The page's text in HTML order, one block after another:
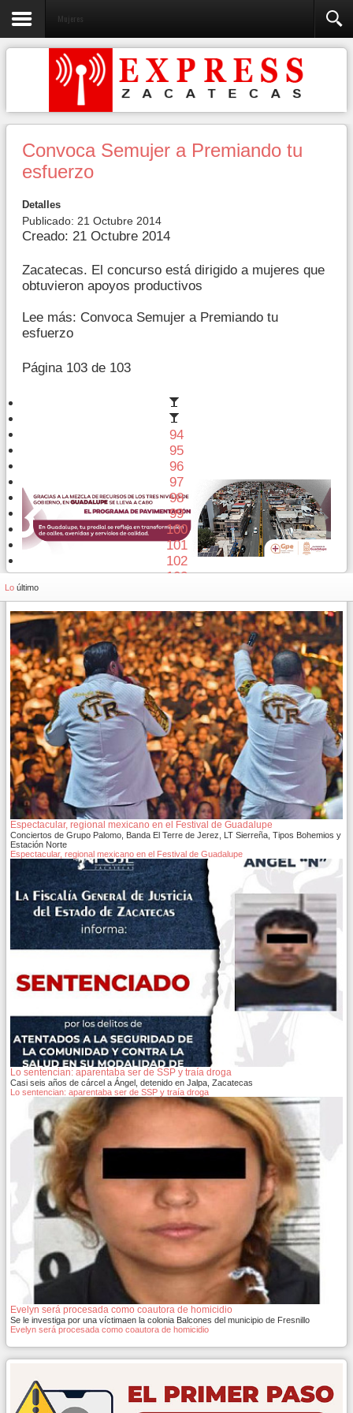
Mujeres
Convoca Semujer a Premiando tu
esfuerzo
Detalles
Publicado: 21 Octubre 2014
Creado: 21 Octubre 2014
Zacatecas. El concurso está dirigido a mujeres que
obtuvieron apoyos productivos
Lee más: Convoca Semujer a Premiando tu
esfuerzo
Página 103 de 103
94
95
96
97
98
99
100
101
102
103
Lo último
Espectacular, regional mexicano en el Festival de Guadalupe
Conciertos de Grupo Palomo, Banda El Terre de Jerez, LT Sierreña, Tipos Bohemios y
Estación Norte
Espectacular, regional mexicano en el Festival de Guadalupe
Lo sentencian: aparentaba ser de SSP y traía droga
Casi seis años de cárcel a Ángel, detenido en Jalpa, Zacatecas
Lo sentencian: aparentaba ser de SSP y traía droga
Evelyn será procesada como coautora de homicidio
Se le investiga por una víctimaen la colonia Balcones del municipio de Fresnillo
Evelyn será procesada como coautora de homicidio